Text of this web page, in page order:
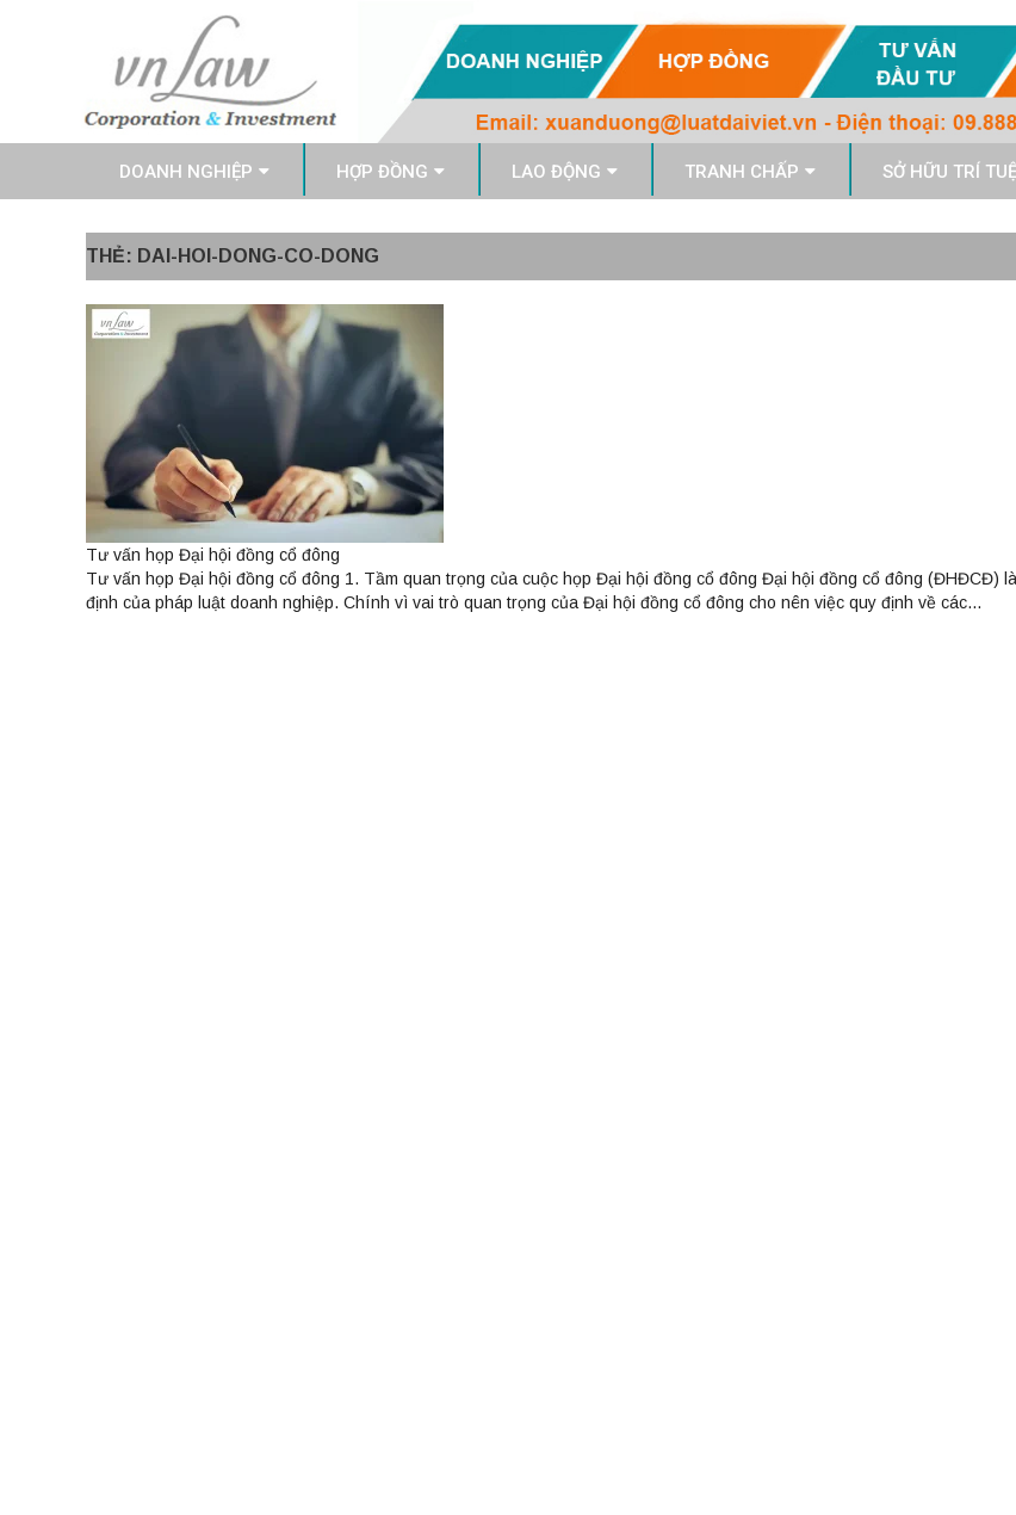
DOANH NGHIỆP HỢP ĐỒNG LAO ĐỘNG TRANH CHẤP SỞ HỮU TRÍ TUỆ
THẺ: DAI-HOI-DONG-CO-DONG
Tư vấn họp Đại hội đồng cổ đông
Tư vấn họp Đại hội đồng cổ đông 1. Tầm quan trọng của cuộc họp Đại hội đồng cổ đông Đại hội đồng cổ đông (ĐHĐCĐ)
định của pháp luật doanh nghiệp. Chính vì vai trò quan trọng của Đại hội đồng cổ đông cho nên việc quy định về các...